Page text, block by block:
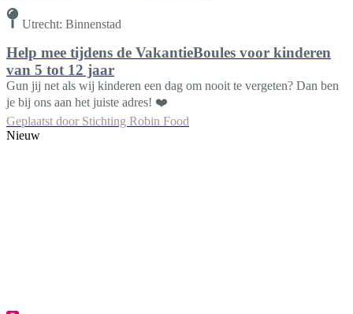
Utrecht: Binnenstad
Help mee tijdens de VakantieBoules voor kinderen
van 5 tot 12 jaar
Gun jij net als wij kinderen een dag om nooit te vergeten? Dan ben
je bij ons aan het juiste adres! ❤️
Geplaatst door Stichting Robin Food
Nieuw